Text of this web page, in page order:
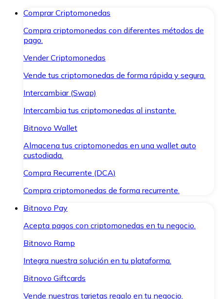
Comprar Criptomonedas
Compra criptomonedas con diferentes métodos de
pago.
Vender Criptomonedas
Vende tus criptomonedas de forma rápida y segura.
Intercambiar (Swap)
Intercambia tus criptomonedas al instante.
Bitnovo Wallet
Almacena tus criptomonedas en una wallet auto
custodiada.
Compra Recurrente (DCA)
Compra criptomonedas de forma recurrente.
Bitnovo Pay
Acepta pagos con criptomonedas en tu negocio.
Bitnovo Ramp
Integra nuestra solución en tu plataforma.
Bitnovo Giftcards
Vende nuestras tarjetas regalo en tu negocio.